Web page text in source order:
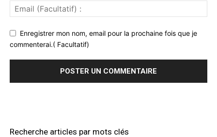
Enregistrer mon nom, email pour la prochaine fois que je
commenterai.( Facultatif)
Recherche articles par mots clés